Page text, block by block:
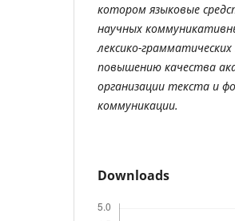
котором языковые
научных
лексико-грамматических
повышению качества
организации текста и
коммуникации.
Downloads